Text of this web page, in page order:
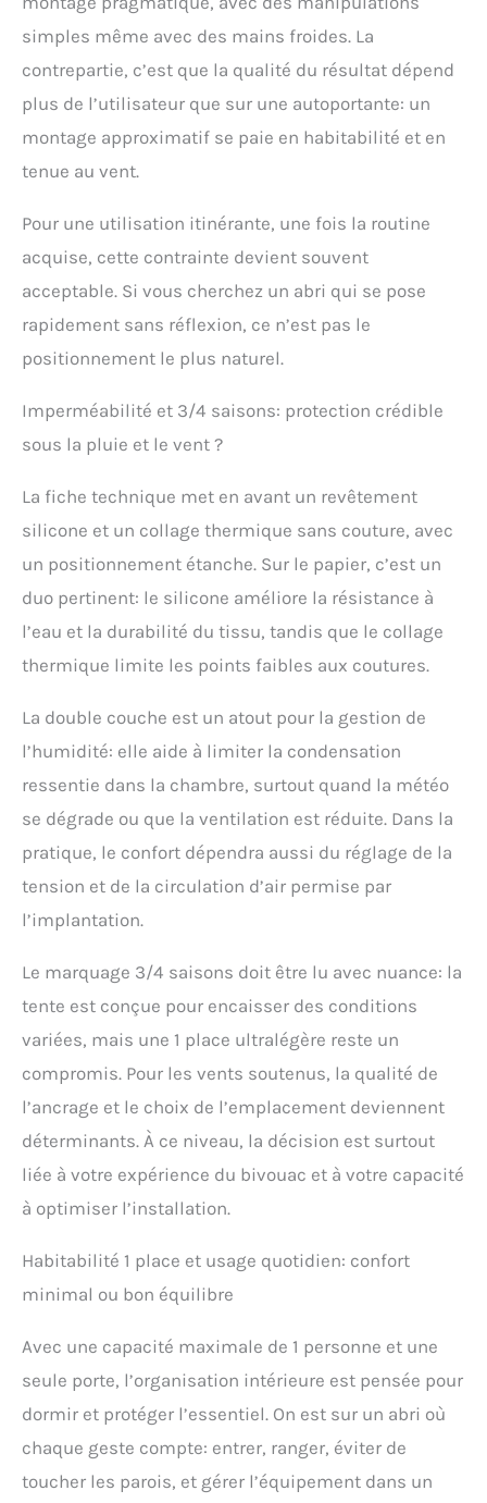
installé par une
personne sans aucune
expérience. Cette tente
de randonnée
ultralégère est compacte
et portable, parfaite pour
la randonnée, le vélo, le
confortable pour 1
tente améliorée est
d'environ 230 x 80 x 125
le plus large est
d'environ 100 cm. Cela
personne un voyage qui
offre beaucoup d'espace
la tente à double couche
matériau de la tente
intérieure. La tente
intérieure de la version 3
saisons utilise une
maille en nylon 15D, et la
tente intérieure de la
version 4 saisons utilise
qui peut efficacement
bloquer l'air froid en
simples même avec des mains froides. La
contrepartie, c’est que la qualité du résultat dépend
plus de l’utilisateur que sur une autoportante: un
montage approximatif se paie en habitabilité et en
tenue au vent.
Pour une utilisation itinérante, une fois la routine
acquise, cette contrainte devient souvent
acceptable. Si vous cherchez un abri qui se pose
rapidement sans réflexion, ce n’est pas le
positionnement le plus naturel.
Imperméabilité et 3/4 saisons: protection crédible
sous la pluie et le vent ?
La fiche technique met en avant un revêtement
silicone et un collage thermique sans couture, avec
un positionnement étanche. Sur le papier, c’est un
duo pertinent: le silicone améliore la résistance à
l’eau et la durabilité du tissu, tandis que le collage
thermique limite les points faibles aux coutures.
La double couche est un atout pour la gestion de
l’humidité: elle aide à limiter la condensation
ressentie dans la chambre, surtout quand la météo
se dégrade ou que la ventilation est réduite. Dans la
pratique, le confort dépendra aussi du réglage de la
tension et de la circulation d’air permise par
l’implantation.
Le marquage 3/4 saisons doit être lu avec nuance: la
tente est conçue pour encaisser des conditions
variées, mais une 1 place ultralégère reste un
compromis. Pour les vents soutenus, la qualité de
l’ancrage et le choix de l’emplacement deviennent
déterminants. À ce niveau, la décision est surtout
liée à votre expérience du bivouac et à votre capacité
à optimiser l’installation.
Habitabilité 1 place et usage quotidien: confort
minimal ou bon équilibre
Avec une capacité maximale de 1 personne et une
seule porte, l’organisation intérieure est pensée pour
dormir et protéger l’essentiel. On est sur un abri où
chaque geste compte: entrer, ranger, éviter de
toucher les parois, et gérer l’équipement dans un